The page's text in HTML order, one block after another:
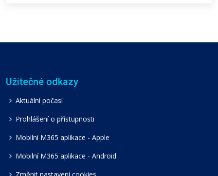
Užitečné odkazy
Aktuální počasí
Prohlášení o přístupnosti
Mobilní M365 aplikace - Apple
Mobilní M365 aplikace - Android